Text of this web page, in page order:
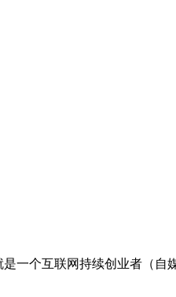
一个互联网持续创业者（自